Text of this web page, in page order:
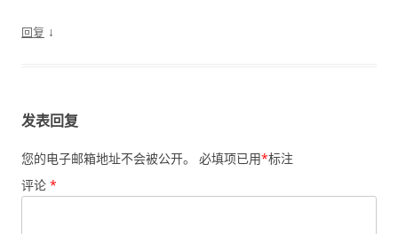
回复 ↓
发表回复
您的电子邮箱地址不会被公开。 必填项已用*标注
评论 *